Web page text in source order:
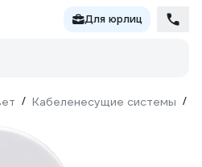
Для юрлиц
/ Кабеленесущие системы /